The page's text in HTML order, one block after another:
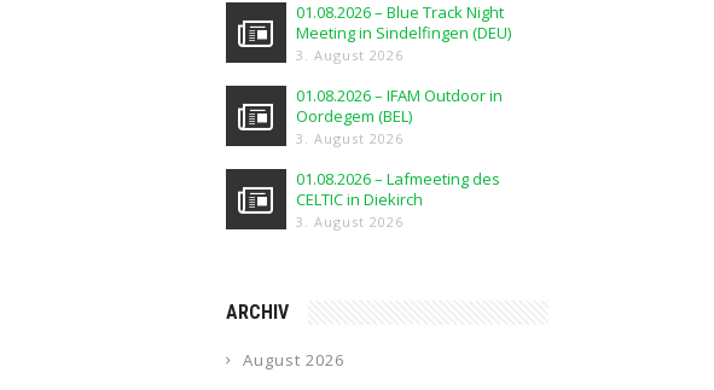
01.08.2026 – Blue Track Night
Meeting in Sindelfingen (DEU)
3. August 2026
01.08.2026 – IFAM Outdoor in
Oordegem (BEL)
3. August 2026
01.08.2026 – Lafmeeting des
CELTIC in Diekirch
3. August 2026
ARCHIV
August 2026